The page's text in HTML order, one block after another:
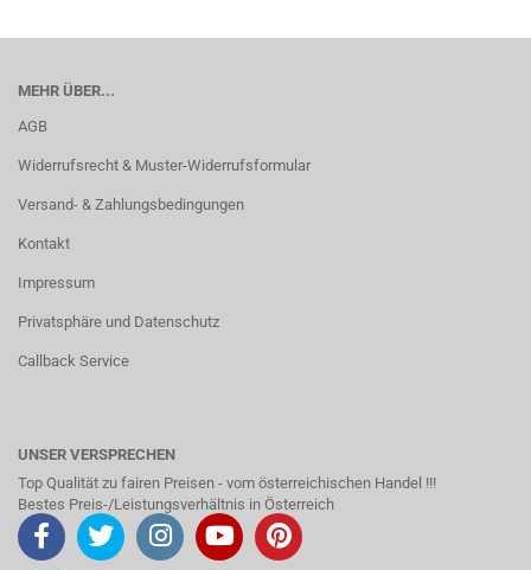
MEHR ÜBER...
AGB
Widerrufsrecht & Muster-Widerrufsformular
Versand- & Zahlungsbedingungen
Kontakt
Impressum
Privatsphäre und Datenschutz
Callback Service
UNSER VERSPRECHEN
Top Qualität zu fairen Preisen - vom österreichischen Handel !!!
Bestes Preis-/Leistungsverhältnis in Österreich